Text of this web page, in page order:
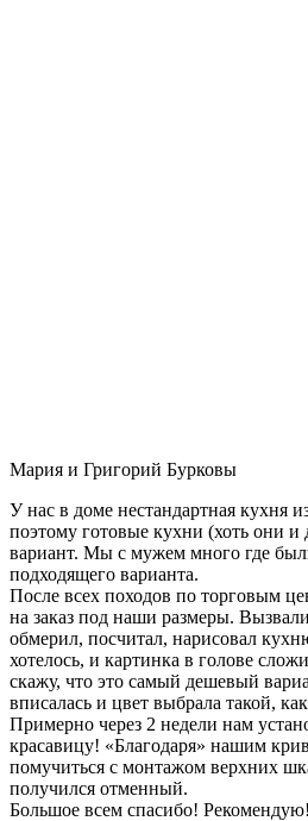
Мария и Григорий Бурковы
У нас в доме нестандартная кухня
поэтому готовые кухни (хоть они
вариант. Мы с мужем много где
подходящего варианта.
После всех походов по торговым
на заказ под наши размеры.
обмерил, посчитал, нарисовал
хотелось, и картинка в голове
скажу, что это самый дешевый
вписалась и цвет выбрала такой,
Примерно через 2 недели нам
красавицу! «Благодаря» нашим
помучиться с монтажом верхних
получился отменный.
Большое всем спасибо! Рекомендую!